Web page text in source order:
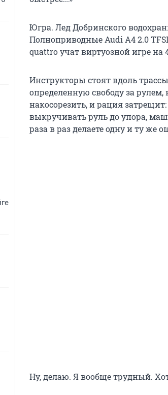
Югра. Лед Добринского
Полноприводные Audi A4 2.0
quattro учат виртуозной игре на
Инструкторы стоят вдоль
определенную свободу за рулем,
накосорезить, и рация
выкручивать руль до упора,
раза в раз делаете одну и ту же
Ну, делаю. Я вообще трудный.